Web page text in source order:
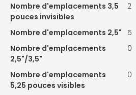
Nombre d'emplacements 3,5
pouces invisibles
2
Nombre d'emplacements 2,5"
5
Nombre d'emplacements
2,5"/3,5"
0
Nombre d'emplacements
5,25 pouces visibles
0